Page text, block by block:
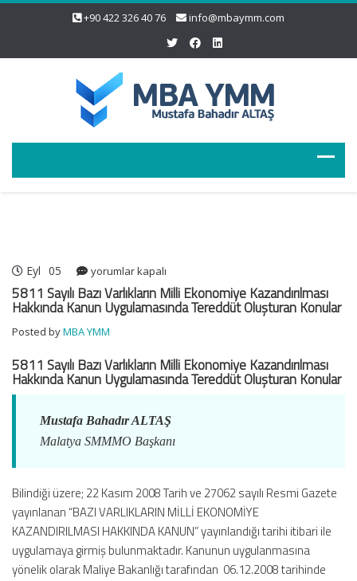
+90 422 326 40 76 info@mbaymm.com
Eyl 05
5811
Sayılı
Bazı
Varlıkların
Milli
Kazandırılması
Hakkında
Uygulamasında
Tereddüt
için
yorumlar kapalı
5811 Sayılı Bazı Varlıkların Milli Ekonomiye Kazandırılması
Hakkında Kanun Uygulamasında Tereddüt Oluşturan Konular
Posted byMBA YMM
5811 Sayılı Bazı Varlıkların Milli Ekonomiye Kazandırılması
Hakkında Kanun Uygulamasında Tereddüt Oluşturan Konular
Mustafa Bahadır ALTAŞ
Malatya SMMMO Başkanı
Bilindiği üzere; 22 Kasım 2008 Tarih ve 27062 sayılı Resmi Gazete
yayınlanan “BAZI VARLIKLARIN MİLLİ EKONOMİYE
KAZANDIRILMASI HAKKINDA KANUN” yayınlandığı tarihi itibari ile
uygulamaya girmiş bulunmaktadır. Kanunun uygulanmasına
yönelik olarak Maliye Bakanlığı tarafından 06.12.2008 tarihinde